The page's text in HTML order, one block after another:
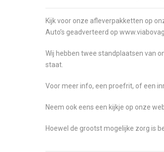
Kijk voor onze afleverpakketten op
Auto’s geadverteerd op
Wij hebben twee standplaatsen van
staat.
Voor meer info, een proefrit, of een
Neem ook eens een kijkje op onze
Hoewel de grootst mogelijke zorg is